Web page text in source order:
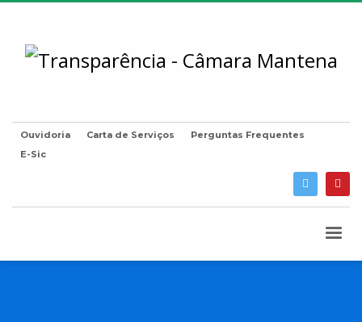
Ouvidoria Carta de Serviços
Perguntas Frequentes
E-Sic